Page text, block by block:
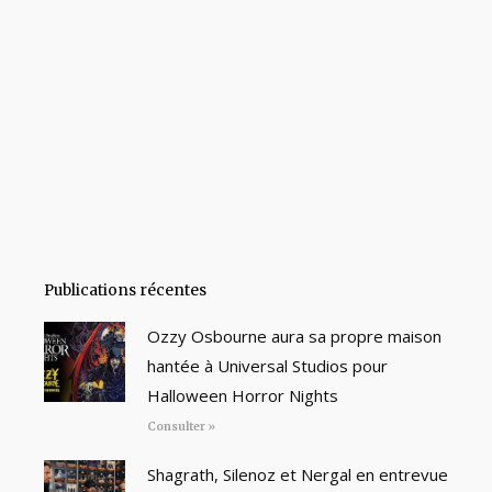
Publications récentes
Ozzy Osbourne aura sa propre maison
hantée à Universal Studios pour
Halloween Horror Nights
Consulter »
Shagrath, Silenoz et Nergal en entrevue